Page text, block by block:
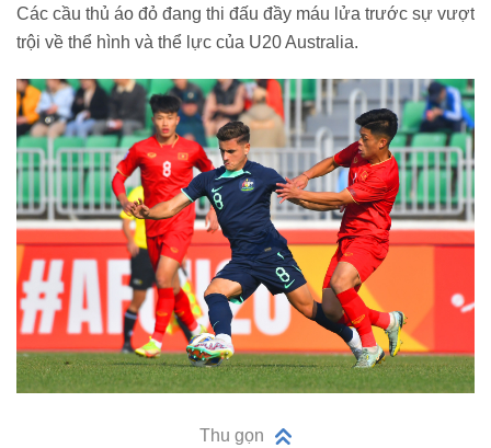
Các cầu thủ áo đỏ đang thi đấu đầy máu lửa trước sự vượt
trội về thể hình và thể lực của U20 Australia.
Thu gọn